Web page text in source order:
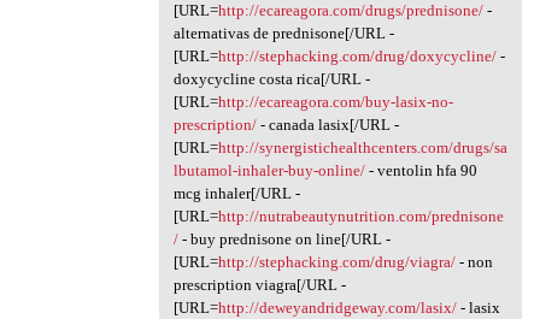
[URL=http://ecareagora.com/drugs/prednisone/-
alternativas de prednisone[/URL -
[URL=http://stephacking.com/drug/doxycycline/-
doxycycline costa rica[/URL -
[URL=http://ecareagora.com/buy-lasix-no-
prescription/- canada lasix[/URL -
[URL=http://synergistichealthcenters.com/drugs/sa
lbutamol-inhaler-buy-online/- ventolin hfa 90
mcg inhaler[/URL -
[URL=http://nutrabeautynutrition.com/prednisone
/- buy prednisone on line[/URL -
[URL=http://stephacking.com/drug/viagra/- non
prescription viagra[/URL -
[URL=http://deweyandridgeway.com/lasix/- lasix